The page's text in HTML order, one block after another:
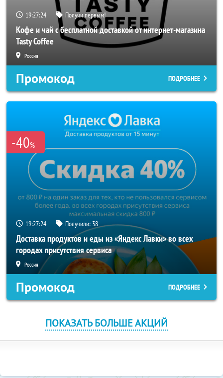
19:27:24 Получи первым!
Кофе и чай с бесплатной доставкой от интернет-магазина
Tasty Coffee
Россия
Промокод ПОДРОБНЕЕ
-40%
19:27:24 Получили: 38
Доставка продуктов и еды из «Яндекс Лавки» во всех
городах присутствия сервиса
Россия
Промокод ПОДРОБНЕЕ
ПОКАЗАТЬ БОЛЬШЕ АКЦИЙ